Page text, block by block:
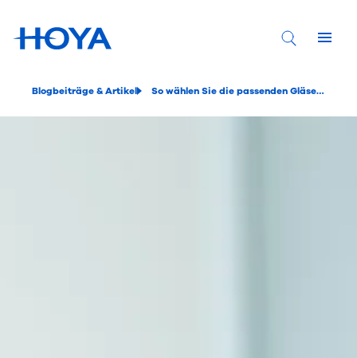
Blogbeiträge & Artikel So wählen Sie die passenden Gläser für Ihre Brille